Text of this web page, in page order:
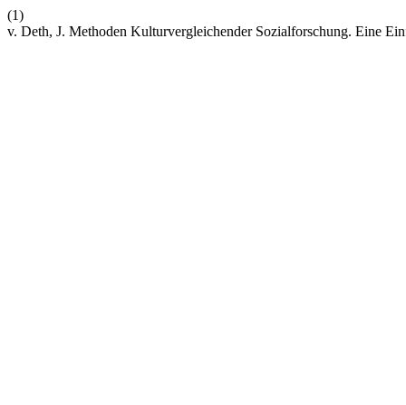
(1)
v. Deth, J. Methoden Kulturvergleichender Sozialforschung. Eine